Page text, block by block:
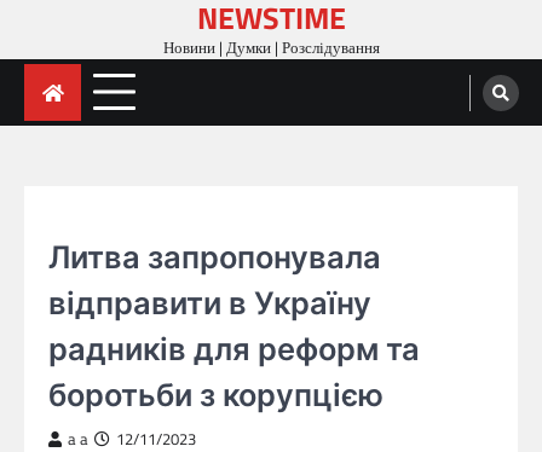
content
NEWSTIME
Новини | Думки | Розслідування
Литва запропонувала
відправити в Україну
радників для реформ та
боротьби з корупцією
a a 12/11/2023